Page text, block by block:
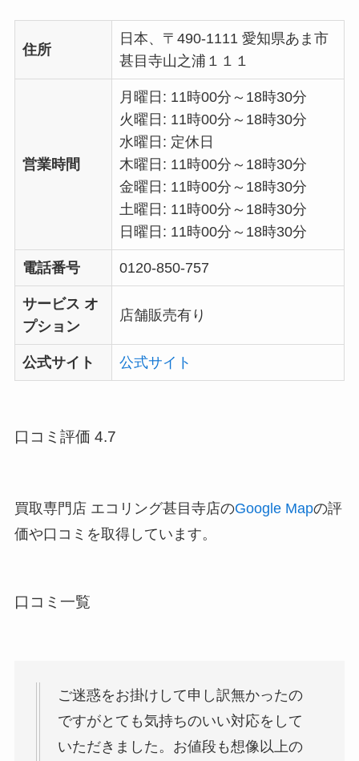
住所
日本、〒490-1111 愛知県あま市
甚目寺山之浦１１１
営業時間
月曜日: 11時00分～18時30分
火曜日: 11時00分～18時30分
水曜日: 定休日
木曜日: 11時00分～18時30分
金曜日: 11時00分～18時30分
土曜日: 11時00分～18時30分
日曜日: 11時00分～18時30分
電話番号 0120-850-757
サービス オ
プション
店舗販売有り
公式サイト 公式サイト
口コミ評価 4.7
買取専門店 エコリング甚目寺店のGoogle Mapの評
価や口コミを取得しています。
口コミ一覧
ご迷惑をお掛けして申し訳無かったの
ですがとても気持ちのいい対応をして
いただきました。お値段も想像以上の